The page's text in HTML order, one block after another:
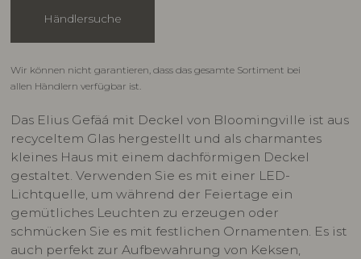
Händlersuche
Wir können nicht garantieren, dass das gesamte Sortiment bei
allen Händlern verfügbar ist.
Das Elius Gefäá mit Deckel von Bloomingville ist aus
recyceltem Glas hergestellt und als charmantes
kleines Haus mit einem dachförmigen Deckel
gestaltet. Verwenden Sie es mit einer LED-
Lichtquelle, um während der Feiertage ein
gemütliches Leuchten zu erzeugen oder
schmücken Sie es mit festlichen Ornamenten. Es ist
auch perfekt zur Aufbewahrung von Keksen,